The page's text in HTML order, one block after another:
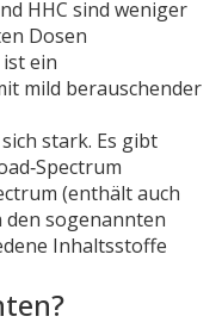
HHC sind weniger
Dosen
ein
mild berauschender
stark. Es gibt
(enthält auch
den sogenannten
Inhaltsstoffe